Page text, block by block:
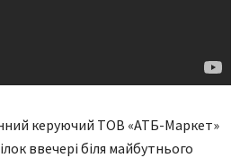
керуючий ТОВ «АТБ-Маркет»
ввечері біля майбутнього